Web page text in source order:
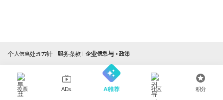
个人信息处理方针 服务条款 企业信息与・政策
投票 ADs. AI推荐 社区 积分